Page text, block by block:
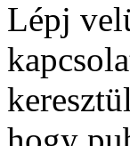
Lépj